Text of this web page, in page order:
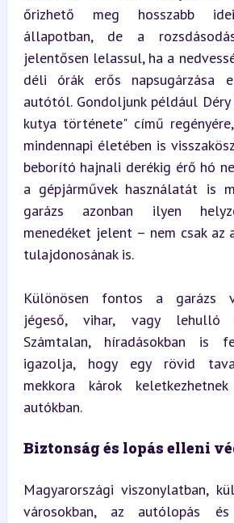
őrizhető meg hosszabb
állapotban, de a
jelentősen lelassul, ha a
déli órák erős napsugárzása
autótól. Gondoljunk például
kutya története" című
mindennapi életében is
beborító hajnali derékig érő hó
a gépjárművek használatát is
garázs azonban ilyen
menedéket jelent – nem csak az
tulajdonosának is.
Különösen fontos a garázs
jégeső, vihar, vagy lehulló
Számtalan, híradásokban is
igazolja, hogy egy rövid
mekkora károk
autókban.
Biztonság és lopás elleni
Magyarországi viszonylatban,
városokban, az autólopás